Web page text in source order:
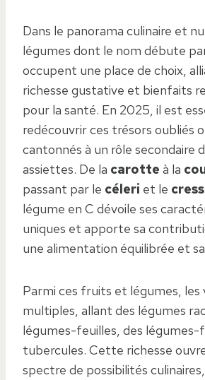
Dans le panorama culinaire et
légumes dont le nom débute
occupent une place de choix,
richesse gustative et bienfaits
pour la santé. En 2025, il est
redécouvrir ces trésors oubliés
cantonnés à un rôle secondaire
assiettes. De la carotte à la
passant par le céleri et le
légume en C dévoile ses
uniques et apporte sa
une alimentation équilibrée et
Parmi ces fruits et légumes, les
multiples, allant des légumes
légumes-feuilles, des légumes-
tubercules. Cette richesse
spectre de possibilités